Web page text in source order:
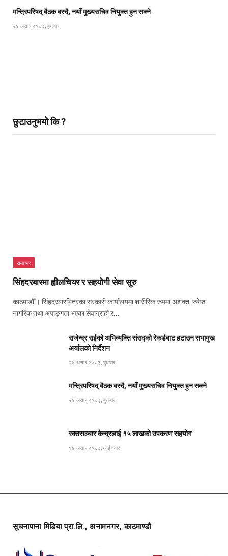
मन्त्रिपरिषद् बैठक बस्दै, नयाँ मुख्यसचिव नियुक्त हुन सक्ने
२४ असार २०८३, बुधबार
छुटाउनुभयो कि ?
समाचार
सिंहदरबारमा ह्वीलचियर र सहयोगी सेवा सुरु
काठमाडौँ । सिंहदरबारभित्रका सरकारी कार्यालयमा शारीरिक रूपमा अशक्त, ज्येष्ठ
नागरिक तथा अपाङ्गता भएका सेवाग्राही र…
राजेन्द्र राईको अभिव्यक्ति संसद्को रेकर्डबाट हटाउन सभामुख
अर्यालको निर्देशन
२४ असार २०८३, बुधबार
मन्त्रिपरिषद् बैठक बस्दै, नयाँ मुख्यसचिव नियुक्त हुन सक्ने
२४ असार २०८३, बुधबार
रक्तसञ्चार केन्द्रलाई १५ लाखको उपकरण सहयोग
१४ असार २०८३, आईतवार
सूचनापाना मिडिया प्रा.लि., अनामनगर, काठमाण्डौ